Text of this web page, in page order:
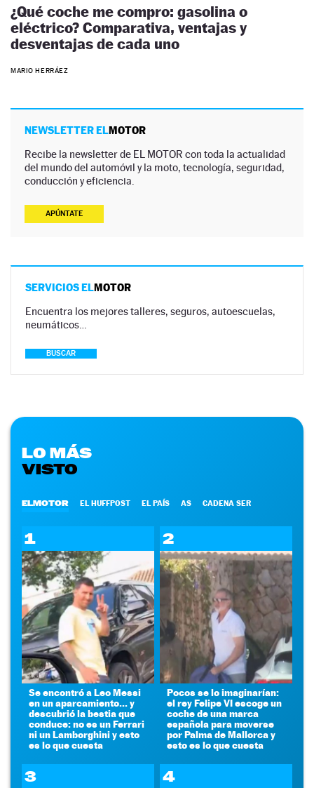
¿Qué coche me compro: gasolina o
eléctrico? Comparativa, ventajas y
desventajas de cada uno
MARIO HERRÁEZ
NEWSLETTER ELMOTOR
Recibe la newsletter de EL MOTOR con toda la actualidad
del mundo del automóvil y la moto, tecnología, seguridad,
conducción y eficiencia.
APÚNTATE
SERVICIOS ELMOTOR
Encuentra los mejores talleres, seguros, autoescuelas,
neumáticos…
BUSCAR
LO MÁS
VISTO
ELMOTOR EL HUFFPOST EL PAÍS AS CADENA SER
1
Se encontró a Leo Messi
en un aparcamiento... y
descubrió la bestia que
conduce: no es un Ferrari
ni un Lamborghini y esto
es lo que cuesta
2
Pocos se lo imaginarían:
el rey Felipe VI escoge un
coche de una marca
española para moverse
por Palma de Mallorca y
esto es lo que cuesta
3 4